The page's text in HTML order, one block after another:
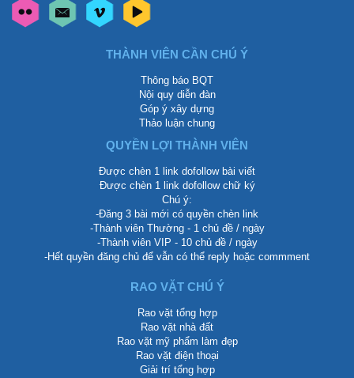
THÀNH VIÊN CẦN CHÚ Ý
Thông báo BQT
Nội quy diễn đàn
Góp ý xây dựng
Thảo luận chung
QUYỀN LỢI THÀNH VIÊN
Được chèn 1 link dofollow bài viết
Được chèn 1 link dofollow chữ ký
Chú ý:
-Đăng 3 bài mới có quyền chèn link
-Thành viên Thường - 1 chủ đề / ngày
-Thành viên VIP - 10 chủ đề / ngày
-Hết quyền đăng chủ để vẫn có thể reply hoặc commment
RAO VẶT CHÚ Ý
Rao vặt tổng hợp
Rao vặt nhà đất
Rao vặt mỹ phẩm làm đẹp
Rao vặt điện thoại
Giải trí tổng hợp